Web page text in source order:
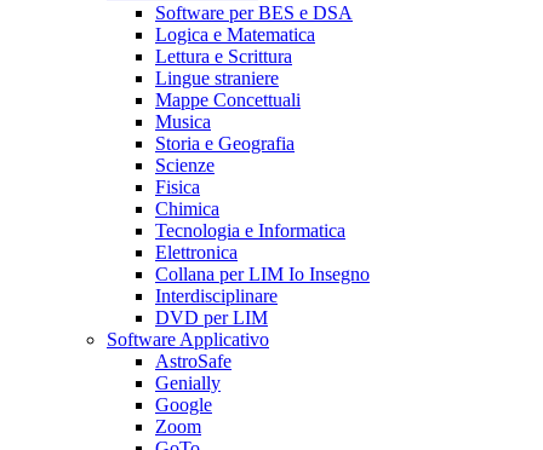
Software per BES e DSA
Logica e Matematica
Lettura e Scrittura
Lingue straniere
Mappe Concettuali
Musica
Storia e Geografia
Scienze
Fisica
Chimica
Tecnologia e Informatica
Elettronica
Collana per LIM Io Insegno
Interdisciplinare
DVD per LIM
Software Applicativo
AstroSafe
Genially
Google
Zoom